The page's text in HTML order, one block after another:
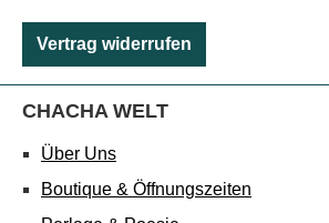
Vertrag widerrufen
CHACHA WELT
Über Uns
Boutique & Öffnungszeiten